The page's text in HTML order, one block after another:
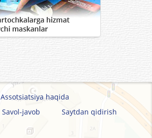
Assotsiatsiya haqida
Savol-javob
Saytdan qidirish